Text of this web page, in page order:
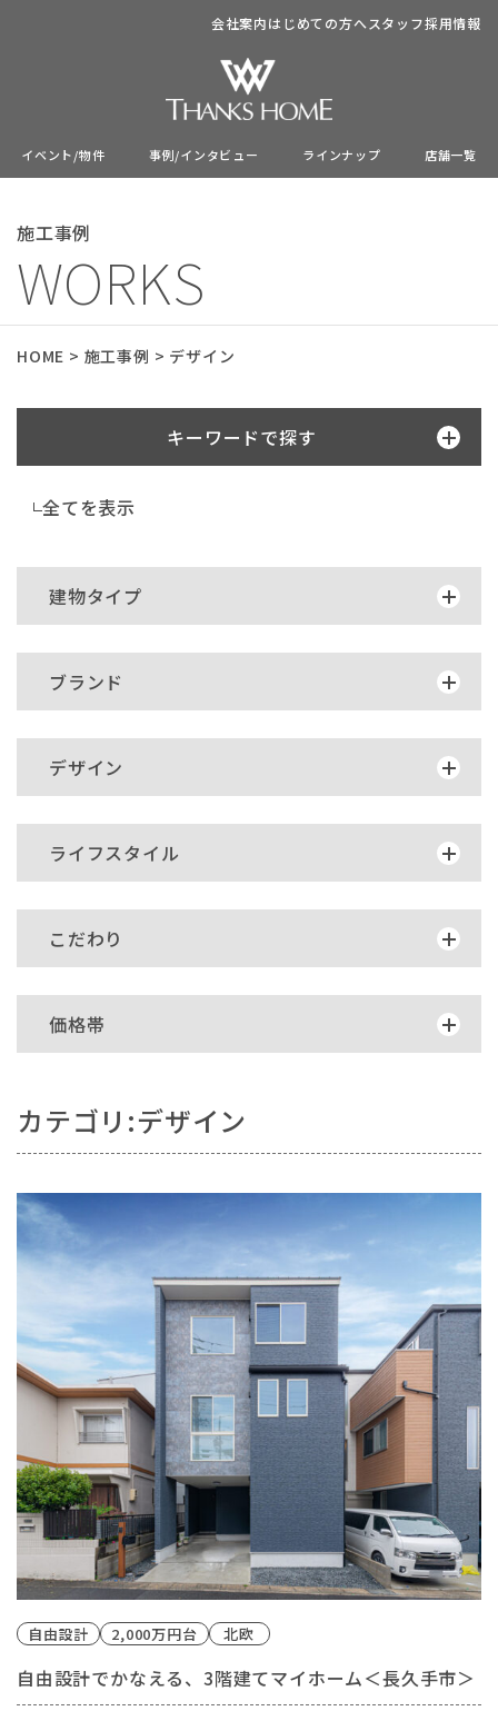
イベント/物件 事例/インタビュー ラインナップ 店舗一覧
会社案内はじめての方へスタッフ採用情報
施工事例
WORKS
HOME > 施工事例 > デザイン
キーワードで探す
全てを表示
建物タイプ
ブランド
デザイン
ライフスタイル
こだわり
価格帯
カテゴリ:デザイン
自由設計 2,000万円台 北欧
自由設計でかなえる、3階建てマイホーム＜長久手市＞